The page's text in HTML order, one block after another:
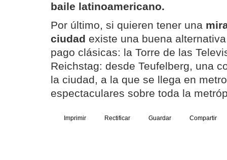
baile latinoamericano.
Por último, si quieren tener una
ciudad existe una buena
pago clásicas: la Torre de las
Reichstag: desde Teufelberg, una
la ciudad, a la que se llega en
espectaculares sobre toda la
Imprimir Rectificar Guardar Compartir